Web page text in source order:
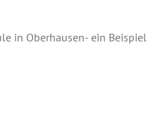
in Oberhausen- ein Beispiel